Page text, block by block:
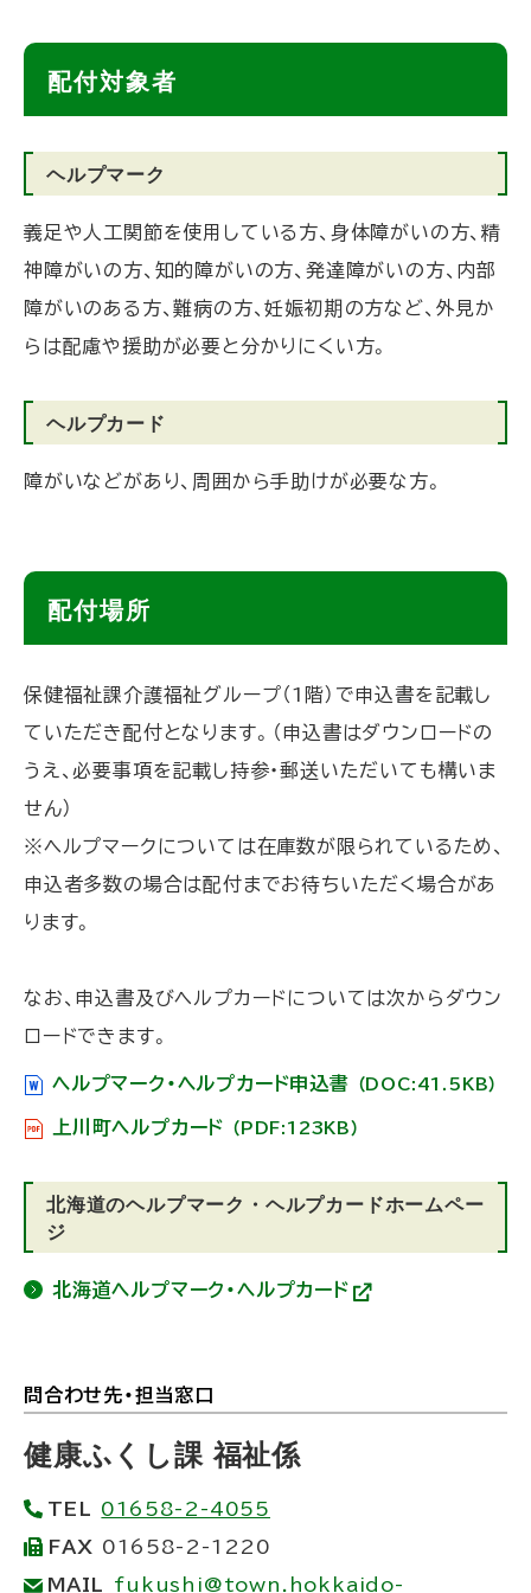
配付対象者
ヘルプマーク
義足や人工関節を使用している方、身体障がいの方、精
神障がいの方、知的障がいの方、発達障がいの方、内部
障がいのある方、難病の方、妊娠初期の方など、外見か
らは配慮や援助が必要と分かりにくい方。
ヘルプカード
障がいなどがあり、周囲から手助けが必要な方。
に
戻
る
配付場所
保健福祉課介護福祉グループ（1階）で申込書を記載し
ていただき配付となります。（申込書はダウンロードの
うえ、必要事項を記載し持参・郵送いただいても構いま
せん）
※ヘルプマークについては在庫数が限られているため、
申込者多数の場合は配付までお待ちいただく場合があ
ります。
なお、申込書及びヘルプカードについては次からダウン
ロードできます。
ヘルプマーク・ヘルプカード申込書 （DOC:41.5KB）
上川町ヘルプカード （PDF:123KB）
北海道のヘルプマーク・ヘルプカードホームペー
ジ
北海道ヘルプマーク・ヘルプカード
ト
プ
に
戻
る
問合わせ先・担当窓口
健康ふくし課 福祉係
TEL
01658-2-4055
FAX 01658-2-1220
MAIL
fukushi@town.hokkaido-